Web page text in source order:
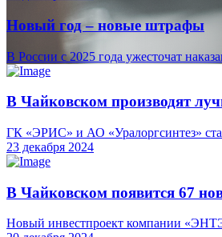
Новый год – новые штрафы
В России с 2025 года ужесточат
В Чайковском производят
ГК «ЭРИС» и АО «Уралоргсинтез»
23 декабря 2024
В Чайковском появится 67
Новый инвестпроект компании